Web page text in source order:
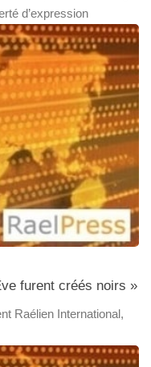
d’expression
furent créés noirs »
Raélien International,